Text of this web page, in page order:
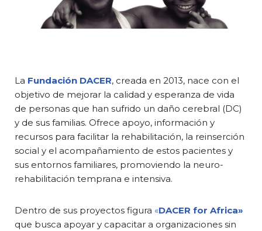
La Fundación DACER, creada en 2013, nace con el
objetivo de mejorar la calidad y esperanza de vida
de personas que han sufrido un daño cerebral (DC)
y de sus familias. Ofrece apoyo, información y
recursos para facilitar la rehabilitación, la reinserción
social y el acompañamiento de estos pacientes y
sus entornos familiares, promoviendo la neuro-
rehabilitación temprana e intensiva.
Dentro de sus proyectos figura «DACER for Africa»
que busca apoyar y capacitar a organizaciones sin